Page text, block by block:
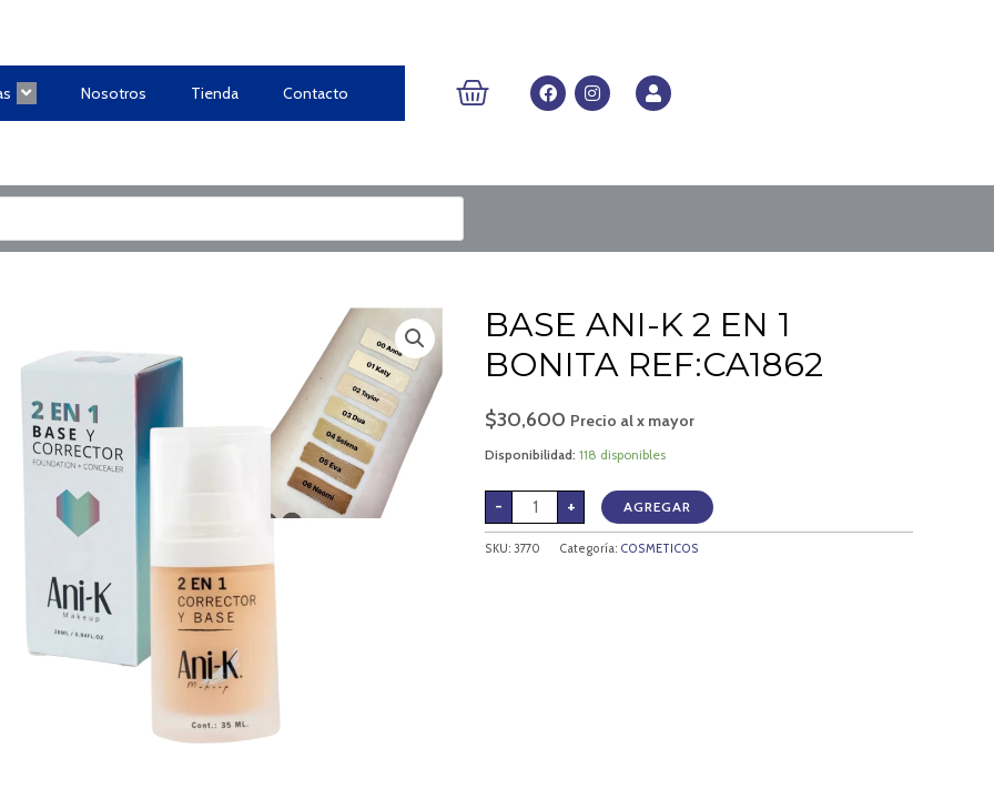
Nosotros Tienda Contacto CARRITO
F
a
c
o
I
n
s
r
U
s
e
BASE ANI-K 2 EN 1
BONITA REF:CA1862
$30,600 Precio al x mayor
Disponibilidad: 118 disponibles
-
BASE
ANI-
K
2
EN
1
cantidad
+ AGREGAR
SKU:3770 Categoría: COSMETICOS